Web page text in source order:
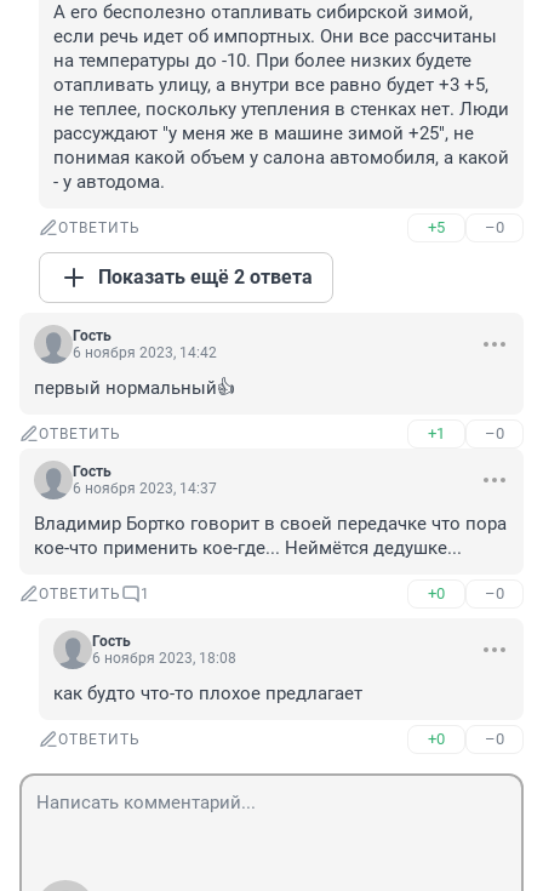
А его бесполезно отапливать сибирской зимой,
если речь идет об импортных. Они все рассчитаны
на температуры до -10. При более низких будете
отапливать улицу, а внутри все равно будет +3 +5,
не теплее, поскольку утепления в стенках нет. Люди
рассуждают "у меня же в машине зимой +25", не
понимая какой объем у салона автомобиля, а какой
- у автодома.
ОТВЕТИТЬ +5 –0
Показать ещё 2 ответа
Гость
6 ноября 2023, 14:42
первый нормальный👍
ОТВЕТИТЬ +1 –0
Гость
6 ноября 2023, 14:37
Владимир Бортко говорит в своей передачке что пора
кое-что применить кое-где... Неймётся дедушке...
ОТВЕТИТЬ 1 +0 –0
Гость
6 ноября 2023, 18:08
как будто что-то плохое предлагает
ОТВЕТИТЬ +0 –0